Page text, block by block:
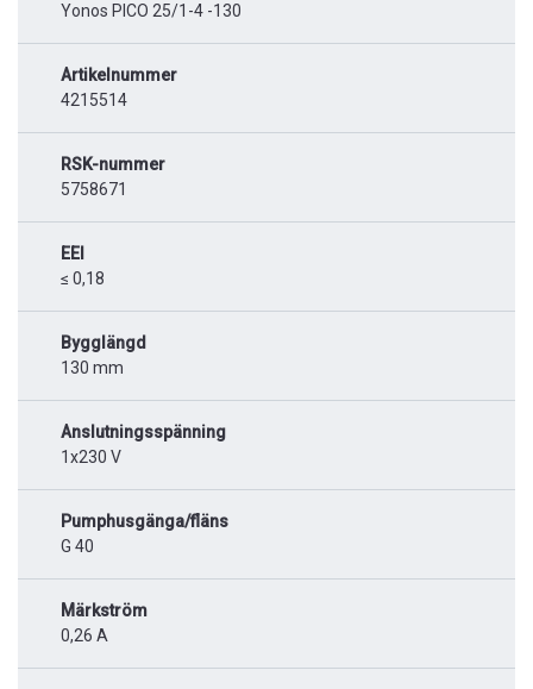
Yonos PICO 25/1-4 -130
Artikelnummer
4215514
RSK-nummer
5758671
EEI
≤ 0,18
Bygglängd
130 mm
Anslutningsspänning
1x230 V
Pumphusgänga/fläns
G 40
Märkström
0,26 A